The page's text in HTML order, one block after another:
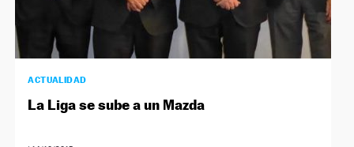
ACTUALIDAD
La Liga se sube a un Mazda